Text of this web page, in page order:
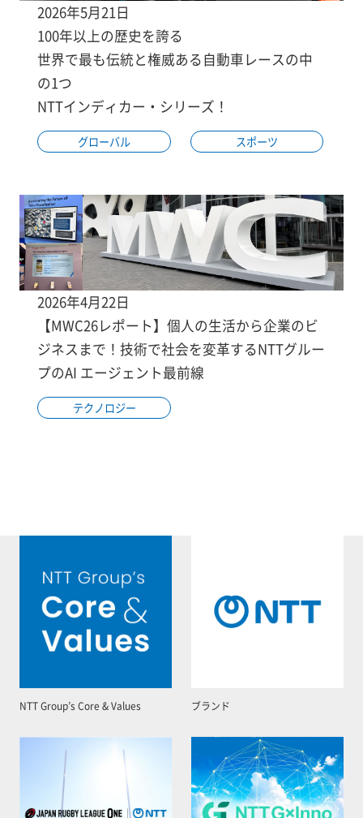
2026年5月21日
100年以上の歴史を誇る
世界で最も伝統と権威ある自動車レースの中
の1つ
NTTインディカー・シリーズ！
グローバル スポーツ
2026年4月22日
【MWC26レポート】個人の生活から企業のビ
ジネスまで！技術で社会を変革するNTTグルー
プのAI エージェント最前線
テクノロジー
NTT Group’s Core & Values ブランド